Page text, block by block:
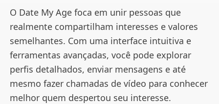
O Date My Age foca em unir pessoas que
realmente compartilham interesses e valores
semelhantes. Com uma interface intuitiva e
ferramentas avançadas, você pode explorar
perfis detalhados, enviar mensagens e até
mesmo fazer chamadas de vídeo para conhecer
melhor quem despertou seu interesse.